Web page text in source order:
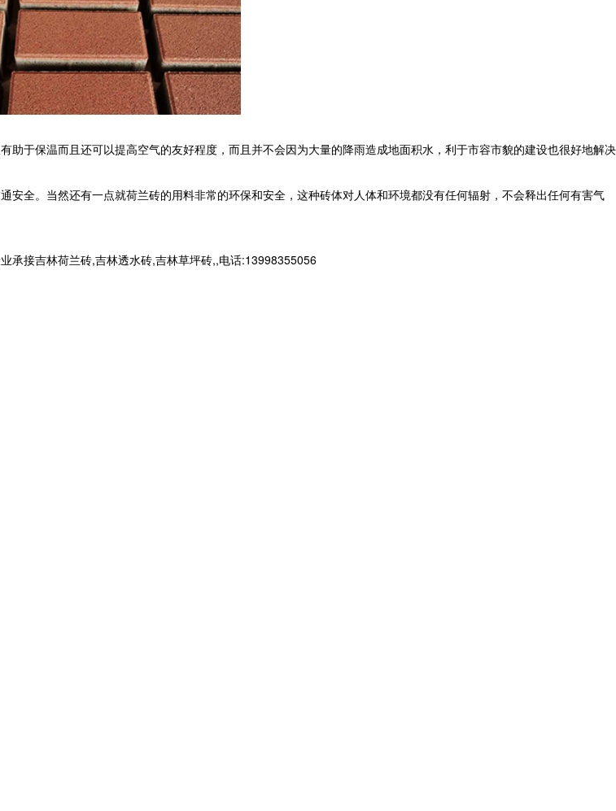
于保温而且还可以提高空气的友好程度，而且并不会因为大量的降雨造成地面积水，利于市容市貌的建设也很好地解决
安全。当然还有一点就荷兰砖的用料非常的环保和安全，这种砖体对人体和环境都没有任何辐射，不会释出任何有害气
承接吉林荷兰砖,吉林透水砖,吉林草坪砖,,电话:13998355056